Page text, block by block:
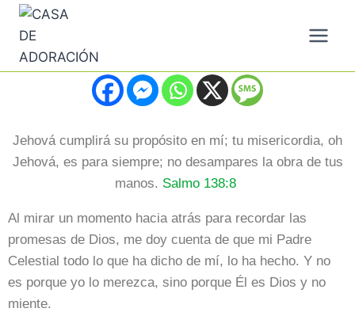
Jehová cumplirá su propósito en mí; tu misericordia, oh
Jehová, es para siempre; no desampares la obra de tus
manos. Salmo 138:8
Al mirar un momento hacia atrás para recordar las
promesas de Dios, me doy cuenta de que mi Padre
Celestial todo lo que ha dicho de mí, lo ha hecho. Y no
es porque yo lo merezca, sino porque Él es Dios y no
miente.